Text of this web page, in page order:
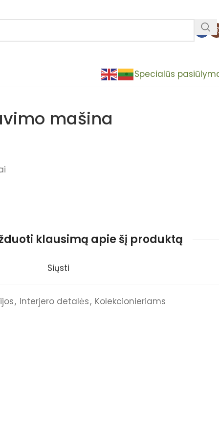
Specialūs
mašina
klausimą apie šį produktą
Siųsti
, Interjero detalės, Kolekcionieriams